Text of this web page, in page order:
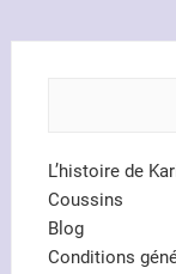
L’histoire de
Coussins
Blog
Conditions